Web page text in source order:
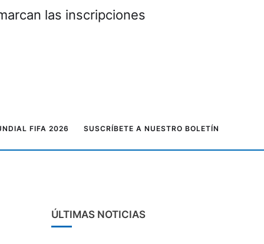
las inscripciones
FIFA 2026 SUSCRÍBETE A NUESTRO BOLETÍN
ÚLTIMAS NOTICIAS